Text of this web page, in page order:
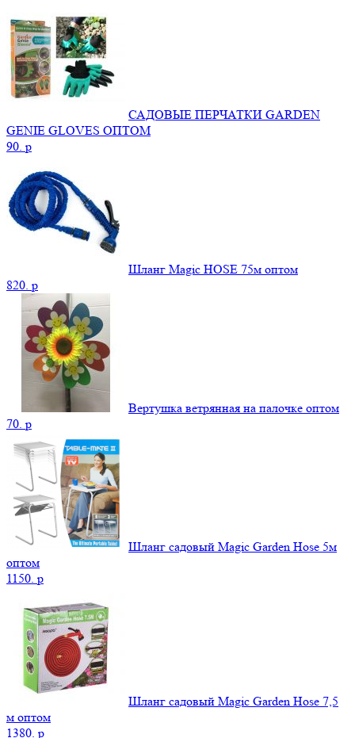
САДОВЫЕ ПЕРЧАТКИ GARDEN
GENIE GLOVES ОПТОМ
90. p
Шланг Magic HOSE 75м оптом
820. p
Вертушка ветрянная на палочке оптом
70. p
Шланг садовый Magic Garden Hose 5м
оптом
1150. p
Шланг садовый Magic Garden Hose 7,5
м оптом
1380. p